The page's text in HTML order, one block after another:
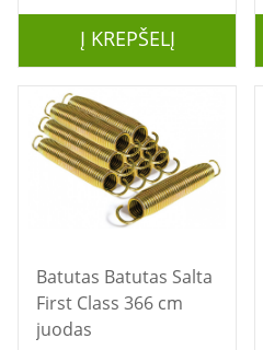
Į KREPŠELĮ
Batutas Batutas Salta
First Class 366 cm
juodas